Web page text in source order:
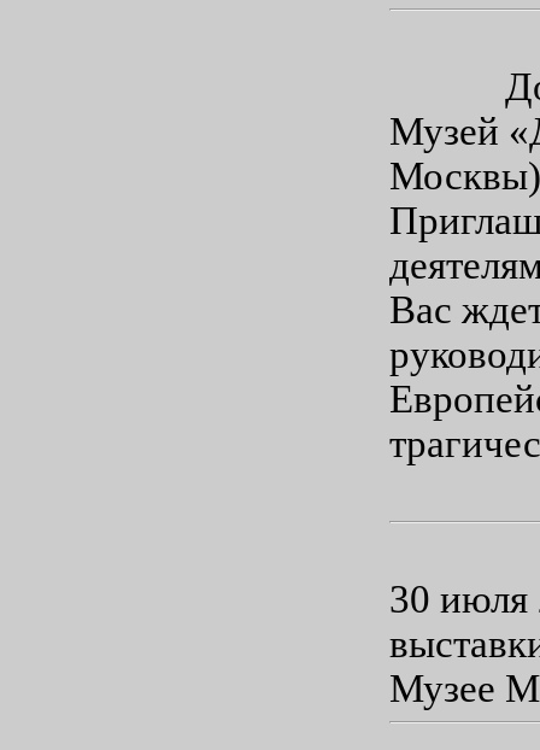
Музей
Москвы)
Вас
30 июля
Музее